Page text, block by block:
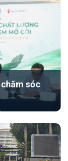
sóc